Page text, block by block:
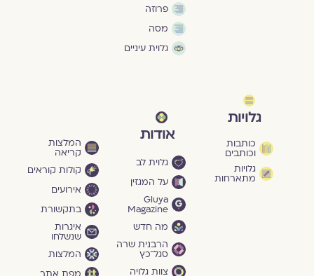
פרוזה
מסה
גלוית עיניים
גלויות
כותבות
וכותבים
גלויות
מתארחות
אודות
גלוית לב
על המגזין
Gluya
Magazine
מה חדש
הרבנית שרה
סגל־כץ
צוות גלויה
המלצות
קריאה
קולות קוראים
אירועים
בתקשורת
איגרות
שנשלחו
המלצות